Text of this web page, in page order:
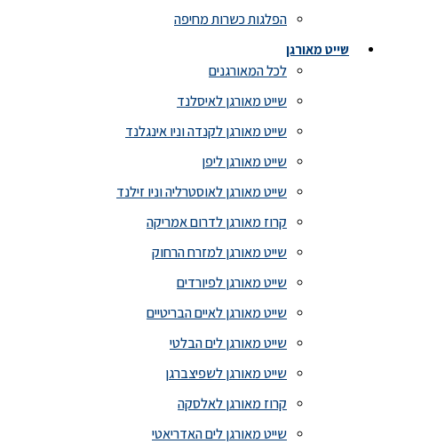
הפלגות כשרות מחיפה
שייט מאורגן
לכל המאורגנים
שייט מאורגן לאיסלנד
שייט מאורגן לקנדה וניו אינגלנד
שייט מאורגן ליפן
שייט מאורגן לאוסטרליה וניו זילנד
קרוז מאורגן לדרום אמריקה
שייט מאורגן למזרח הרחוק
שייט מאורגן לפיורדים
שייט מאורגן לאיים הבריטיים
שייט מאורגן לים הבלטי
שייט מאורגן לשפיצברגן
קרוז מאורגן לאלסקה
שייט מאורגן לים האדריאטי